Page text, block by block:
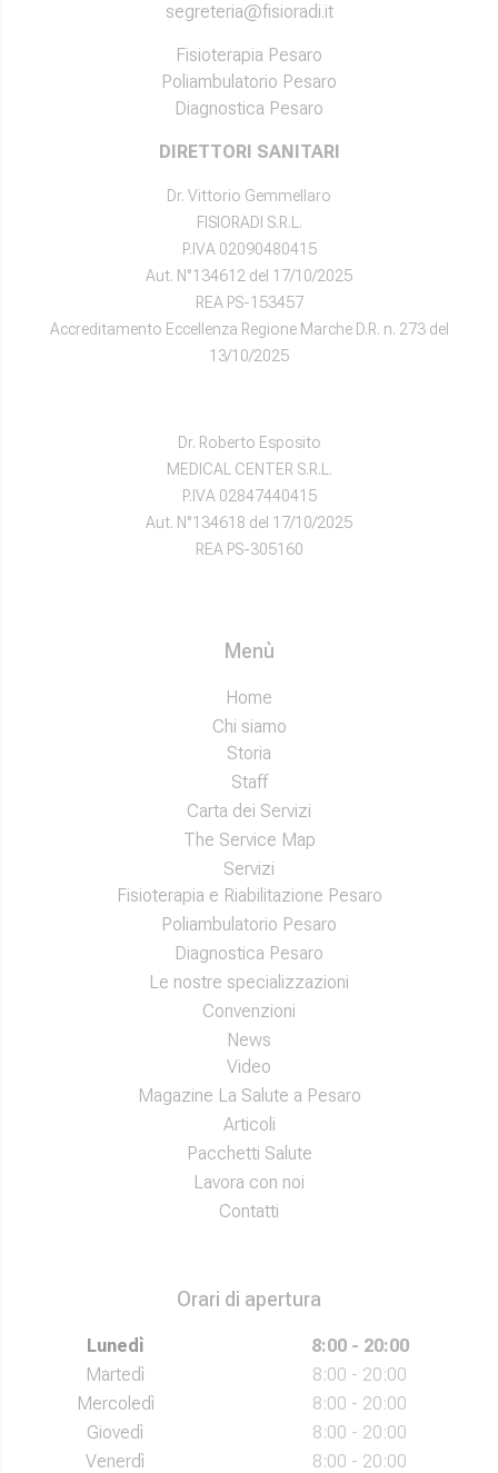
segreteria@fisioradi.it
Fisioterapia Pesaro
Poliambulatorio Pesaro
Diagnostica Pesaro
DIRETTORI SANITARI
Dr. Vittorio Gemmellaro
FISIORADI S.R.L.
P.IVA 02090480415
Aut. N°134612 del 17/10/2025
REA PS-153457
Accreditamento Eccellenza Regione Marche D.R. n. 273 del
13/10/2025
Dr. Roberto Esposito
MEDICAL CENTER S.R.L.
P.IVA 02847440415
Aut. N°134618 del 17/10/2025
REA PS-305160
Menù
Home
Chi siamo
Storia
Staff
Carta dei Servizi
The Service Map
Servizi
Fisioterapia e Riabilitazione Pesaro
Poliambulatorio Pesaro
Diagnostica Pesaro
Le nostre specializzazioni
Convenzioni
News
Video
Magazine La Salute a Pesaro
Articoli
Pacchetti Salute
Lavora con noi
Contatti
Orari di apertura
Lunedì
8:00 - 20:00
Martedì
8:00 - 20:00
Mercoledì
8:00 - 20:00
Giovedì
8:00 - 20:00
Venerdì
8:00 - 20:00